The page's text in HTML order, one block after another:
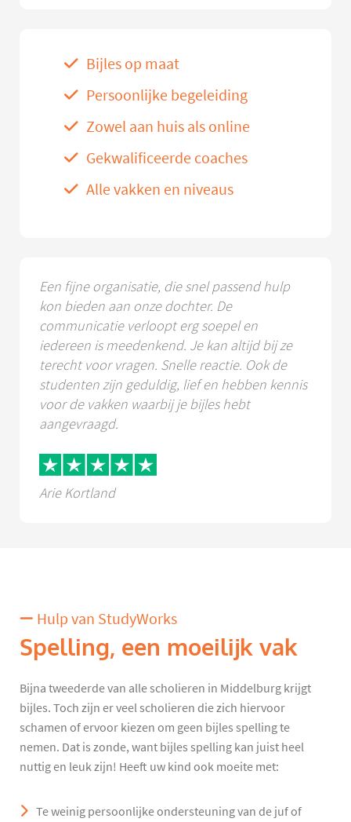
Bijles op maat
Persoonlijke begeleiding
Zowel aan huis als online
Gekwalificeerde coaches
Alle vakken en niveaus
Een fijne organisatie, die snel passend hulp
kon bieden aan onze dochter. De
communicatie verloopt erg soepel en
iedereen is meedenkend. Je kan altijd bij ze
terecht voor vragen. Snelle reactie. Ook de
studenten zijn geduldig, lief en hebben kennis
voor de vakken waarbij je bijles hebt
aangevraagd.
Arie Kortland
Hulp van StudyWorks
Spelling, een moeilijk vak
Bijna tweederde van alle scholieren in Middelburg krijgt
bijles. Toch zijn er veel scholieren die zich hiervoor
schamen of ervoor kiezen om geen bijles spelling te
nemen. Dat is zonde, want bijles spelling kan juist heel
nuttig en leuk zijn! Heeft uw kind ook moeite met:
Te weinig persoonlijke ondersteuning van de juf of